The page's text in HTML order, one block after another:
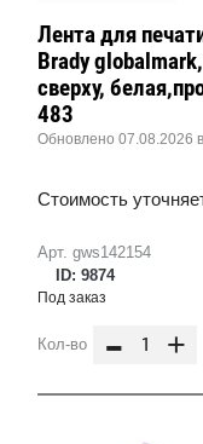
Арт. gws142154
ID: 9874
Лента для
Brady
сверху,
483
Обновлено 07.08.2026
Стоимость
Под заказ
Кол-во - +